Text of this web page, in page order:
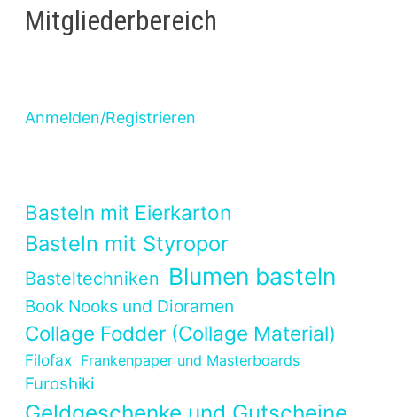
Mitgliederbereich
Anmelden/Registrieren
Basteln mit Eierkarton
Basteln mit Styropor
Basteltechniken Blumen basteln
Book Nooks und Dioramen
Collage Fodder (Collage Material)
Filofax Frankenpaper und Masterboards
Furoshiki